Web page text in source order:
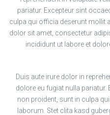
pariatur. Excepteur sint
culpa qui officia deserunt mollit
dolor sit amet, consectetur
incididunt ut labore et
Duis aute irure dolor in
dolore eu fugiat nulla
non proident, sunt in culpa
laborum. Stet clita kasd